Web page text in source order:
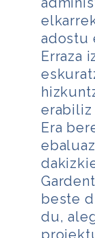
adostu
Erraza
erabiliz
Era
beste
du,